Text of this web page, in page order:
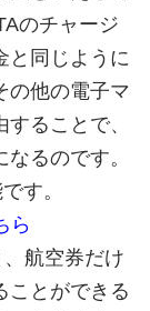
のチャージ
と同じように
の他の電子マ
ることで、
るのです。
す。
ら
航空券だけ
ことができる